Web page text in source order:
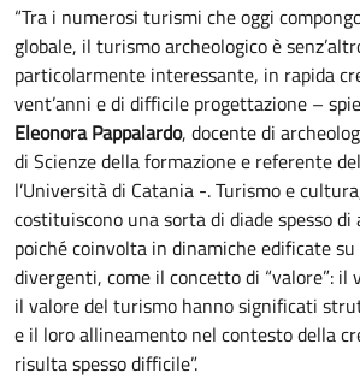
“Tra i numerosi turismi che oggi
globale, il turismo archeologico è
particolarmente interessante, in rapida
vent’anni e di difficile progettazione –
Eleonora Pappalardo, docente di
di Scienze della formazione e referente
l’Università di Catania -. Turismo e
costituiscono una sorta di diade spesso
poiché coinvolta in dinamiche edificate
divergenti, come il concetto di “valore”: il
il valore del turismo hanno significati
e il loro allineamento nel contesto della
risulta spesso difficile”.